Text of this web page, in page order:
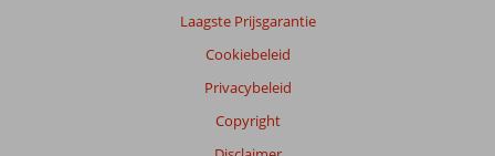
Laagste Prijsgarantie
Cookiebeleid
Privacybeleid
Copyright